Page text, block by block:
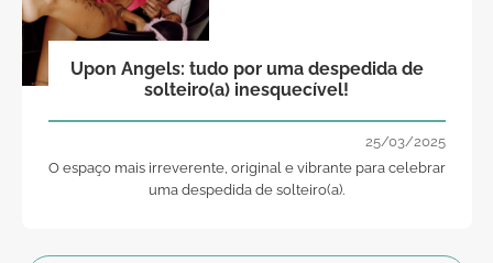
Upon Angels: tudo por uma despedida de
solteiro(a) inesquecível!
25/03/2025
O espaço mais irreverente, original e vibrante para celebrar
uma despedida de solteiro(a).